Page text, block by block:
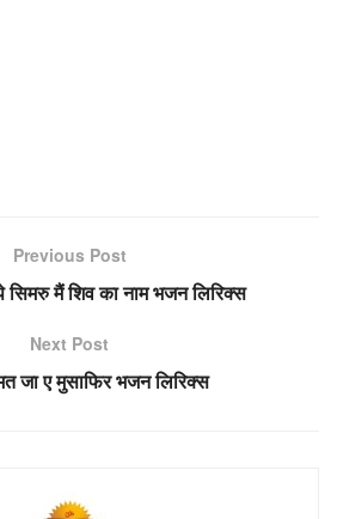
Previous Post
सिमरु मैं शिव का नाम भजन लिरिक्स
Next Post
जा ए मुसाफिर भजन लिरिक्स